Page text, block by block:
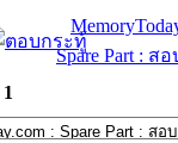
Spare Part : ส
1